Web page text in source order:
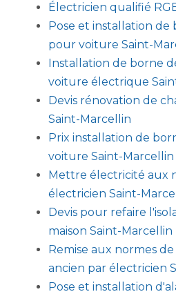
Électricien qualifié
Pose et installation
pour voiture Saint-
Installation de borne
voiture électrique
Devis rénovation de
Saint-Marcellin
Prix installation de
voiture Saint-Marcellin
Mettre électricité aux
électricien Saint-
Devis pour refaire
maison Saint-Marcellin
Remise aux normes
ancien par électricien
Pose et installation